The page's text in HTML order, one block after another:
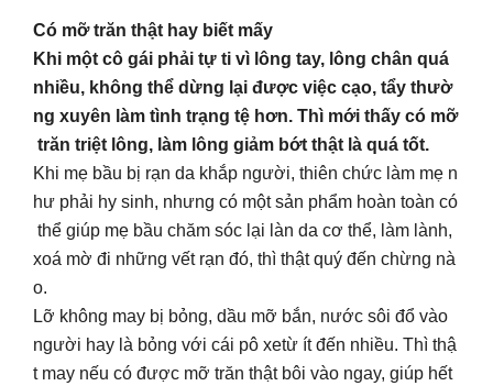
Có mỡ trăn thật hay biết mấy
Khi một cô gái phải tự ti vì lông tay, lông chân quá
nhiều, không thể dừng lại được việc cạo, tẩy thườ
ng xuyên làm tình trạng tệ hơn. Thì mới thấy có mỡ
trăn triệt lông, làm lông giảm bớt thật là quá tốt.
Khi mẹ bầu bị rạn da khắp người, thiên chức làm mẹ n
hư phải hy sinh, nhưng có một sản phẩm hoàn toàn có
thể giúp mẹ bầu chăm sóc lại làn da cơ thể, làm lành,
xoá mờ đi những vết rạn đó, thì thật quý đến chừng nà
o.
Lỡ không may bị bỏng, dầu mỡ bắn, nước sôi đổ vào
người hay là bỏng với cái pô xetừ ít đến nhiều. Thì thậ
t may nếu có được mỡ trăn thật bôi vào ngay, giúp hết